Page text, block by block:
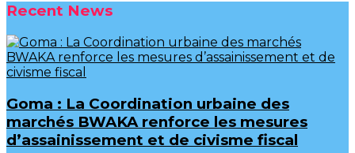
Recent News
Goma : La Coordination urbaine des
marchés BWAKA renforce les mesures
d’assainissement et de civisme fiscal